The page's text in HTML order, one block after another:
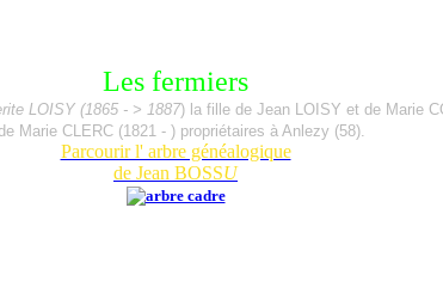
Les fermiers
LOISY (1865 - > 1887) la fille de Jean LOISY et de Marie
Marie CLERC (1821 - ) propriétaires à Anlezy (58).
Parcourir l' arbre généalogique
de Jean BOSSU